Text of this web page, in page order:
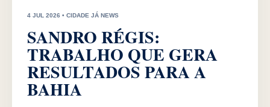
4 JUL 2026 • CIDADE JÁ NEWS
SANDRO RÉGIS:
TRABALHO QUE GERA
RESULTADOS PARA A
BAHIA